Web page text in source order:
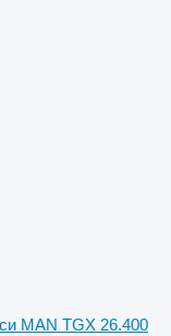
MAN TGX 26.400